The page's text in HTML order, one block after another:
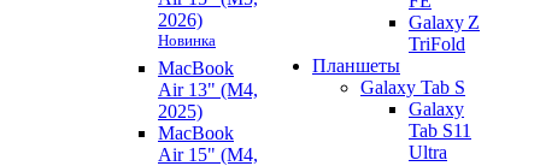
2026)
Новинка
MacBook
Air 13" (M4,
2025)
MacBook
Air 15" (M4,
Galaxy Z
TriFold
Планшеты
Galaxy Tab S
Galaxy
Tab S11
Ultra